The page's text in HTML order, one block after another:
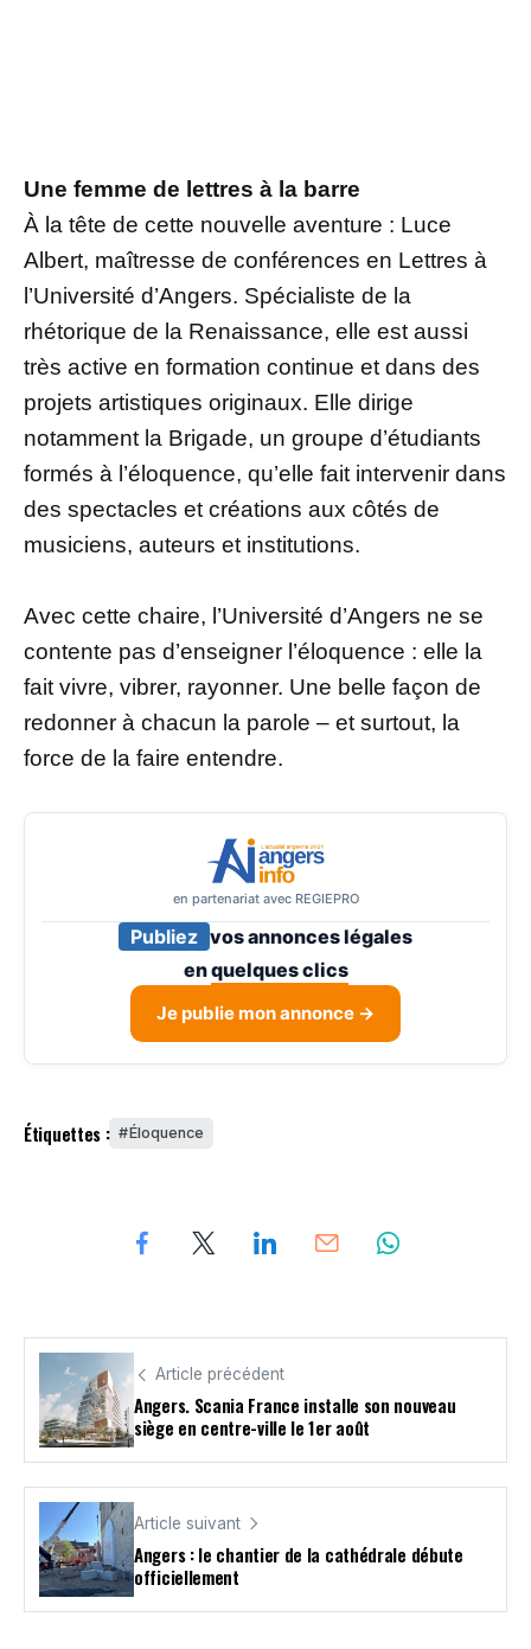
Une femme de lettres à la barre
À la tête de cette nouvelle aventure : Luce
Albert, maîtresse de conférences en Lettres à
l’Université d’Angers. Spécialiste de la
rhétorique de la Renaissance, elle est aussi
très active en formation continue et dans des
projets artistiques originaux. Elle dirige
notamment la Brigade, un groupe d’étudiants
formés à l’éloquence, qu’elle fait intervenir dans
des spectacles et créations aux côtés de
musiciens, auteurs et institutions.
Avec cette chaire, l’Université d’Angers ne se
contente pas d’enseigner l’éloquence : elle la
fait vivre, vibrer, rayonner. Une belle façon de
redonner à chacun la parole – et surtout, la
force de la faire entendre.
en partenariat avec REGIEPRO
Publiez vos annonces légales
enquelques clics
Je publie mon annonce →
Étiquettes : Éloquence
Article précédent
Angers. Scania France installe son nouveau
siège en centre-ville le 1er août
Article suivant
Angers : le chantier de la cathédrale débute
officiellement